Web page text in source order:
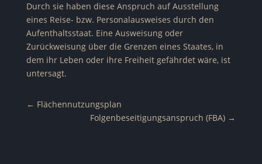
Durch sie haben diese Anspruch auf Ausstellung
eines Reise- bzw. Personalausweises durch den
Aufenthaltsstaat. Eine Ausweisung oder
Zurückweisung über die Grenzen eines Staates, in
dem ihr Leben oder ihre Freiheit gefährdet wäre, ist
untersagt.
← Flächennutzungsplan
Folgenbeseitigungsanspruch (FBA) →